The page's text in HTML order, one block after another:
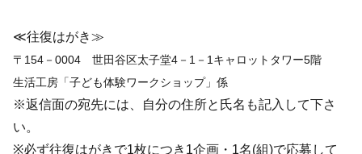
≪往復はがき≫
〒154－0004 世田谷区太子堂4－1－1キャロットタワー5階
生活工房「子ども体験ワークショップ」係
※返信面の宛先には、自分の住所と氏名も記入して下さ
い。
※必ず往復はがきで1枚につき1企画・1名(組)で応募して